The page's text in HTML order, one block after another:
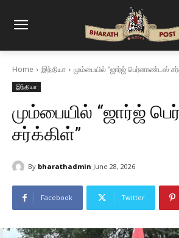
Home இந்தியா மும்பையில் “ஜார்ஜ் பெர்னாண்டஸ்
இந்தியா
மும்பையில் “ஜார்ஜ்
சர்க்கிள்”
By bharathadmin June 28, 2026
Facebook Twitter